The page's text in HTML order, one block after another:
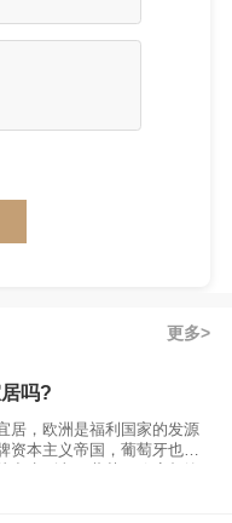
更多
吗?
居，欧洲是福利国家的发源
资本主义帝国，葡萄牙也不
（移居融合政策指数）2021